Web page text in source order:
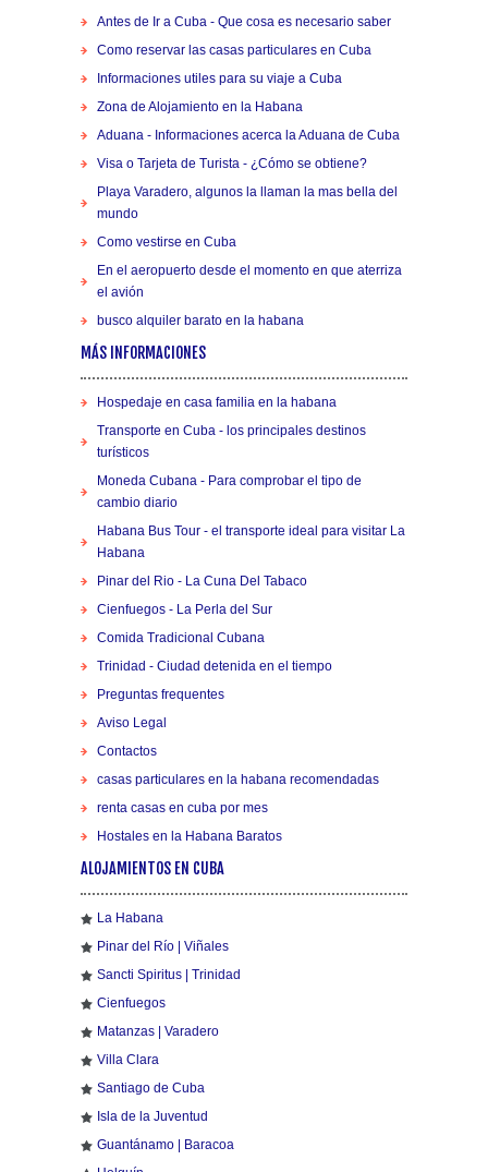
Antes de Ir a Cuba - Que cosa es necesario saber
Como reservar las casas particulares en Cuba
Informaciones utiles para su viaje a Cuba
Zona de Alojamiento en la Habana
Aduana - Informaciones acerca la Aduana de Cuba
Visa o Tarjeta de Turista - ¿Cómo se obtiene?
Playa Varadero, algunos la llaman la mas bella del
mundo
Como vestirse en Cuba
En el aeropuerto desde el momento en que aterriza
el avión
busco alquiler barato en la habana
MÁS INFORMACIONES
Hospedaje en casa familia en la habana
Transporte en Cuba - los principales destinos
turísticos
Moneda Cubana - Para comprobar el tipo de
cambio diario
Habana Bus Tour - el transporte ideal para visitar La
Habana
Pinar del Rio - La Cuna Del Tabaco
Cienfuegos - La Perla del Sur
Comida Tradicional Cubana
Trinidad - Ciudad detenida en el tiempo
Preguntas frequentes
Aviso Legal
Contactos
casas particulares en la habana recomendadas
renta casas en cuba por mes
Hostales en la Habana Baratos
ALOJAMIENTOS EN CUBA
La Habana
Pinar del Río | Viñales
Sancti Spiritus | Trinidad
Cienfuegos
Matanzas | Varadero
Villa Clara
Santiago de Cuba
Isla de la Juventud
Guantánamo | Baracoa